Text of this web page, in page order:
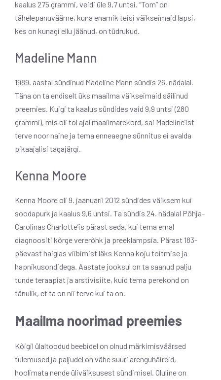
kaalus 275 grammi, veidi üle 9,7 untsi. “Tom” on
tähelepanuväärne, kuna enamik teisi väikseimaid lapsi,
kes on kunagi ellu jäänud, on tüdrukud.
Madeline Mann
1989. aastal sündinud Madeline Mann sündis 26. nädalal.
Täna on ta endiselt üks maailma väikseimaid säilinud
preemies. Kuigi ta kaalus sündides vaid 9,9 untsi (280
grammi), mis oli tol ajal maailmarekord, sai Madeline’ist
terve noor naine ja tema enneaegne sünnitus ei avalda
pikaajalisi tagajärgi.
Kenna Moore
Kenna Moore oli 9. jaanuaril 2012 sündides väiksem kui
soodapurk ja kaalus 9,6 untsi. Ta sündis 24. nädalal Põhja-
Carolinas Charlotte’is pärast seda, kui tema emal
diagnoositi kõrge vererõhk ja preeklampsia. Pärast 183-
päevast haiglas viibimist läks Kenna koju toitmise ja
hapnikusondidega. Aastate jooksul on ta saanud palju
tunde teraapiat ja arstivisiite, kuid tema perekond on
tänulik, et ta on nii terve kui ta on.
Maailma noorimad preemies
Kõigil ülaltoodud beebidel on olnud märkimisväärsed
tulemused ja paljudel on vähe suuri arenguhäireid,
hoolimata nende üliväiksusest sündimisel. Oluline on